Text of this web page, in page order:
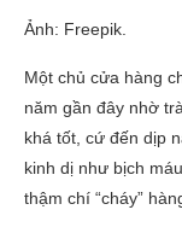
Ảnh: Freepik.
Một chủ cửa hàng
năm gần đây nhờ
khá tốt, cứ đến dịp
kinh dị như bịch
thậm chí “cháy”